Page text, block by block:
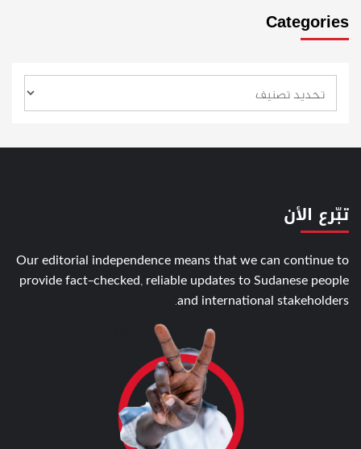
Categories
تبّرع الأن
Our editorial independence means that we can continue to
provide fact-checked, reliable updates to Sudanese people
and international stakeholders.